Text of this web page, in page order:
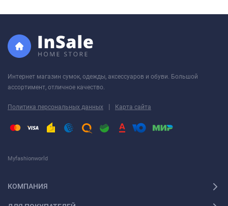
Интернет магазин сумок, одежды, аксессуаров и обуви. Большой
ассортимент, отличное качество.
Политика персональных данных | Карта сайта
Myfashionworld
КОМПАНИЯ